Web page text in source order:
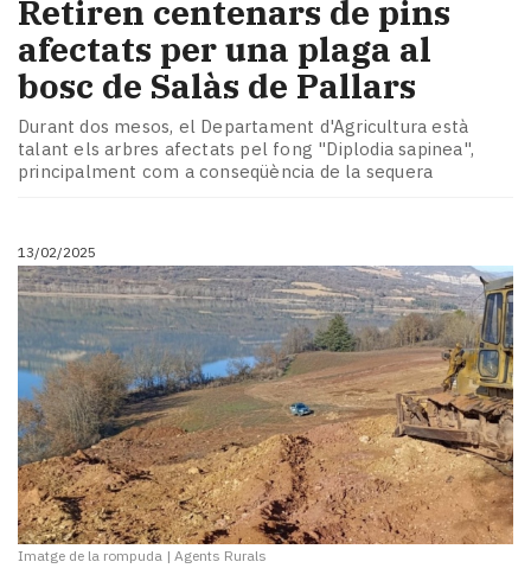
Retiren centenars de pins
afectats per una plaga al
bosc de Salàs de Pallars
Durant dos mesos, el Departament d'Agricultura està
talant els arbres afectats pel fong "Diplodia sapinea",
principalment com a conseqüència de la sequera
13/02/2025
Imatge de la rompuda | Agents Rurals